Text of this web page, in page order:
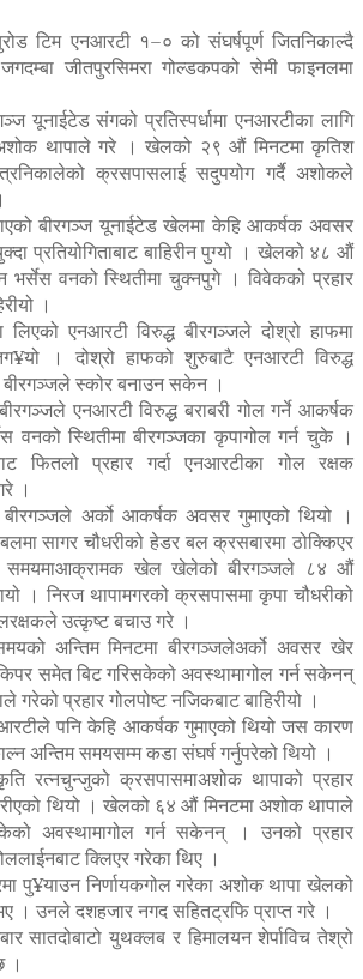
टिम एनआरटी १–० को संघर्षपूर्ण जितनिकाल्दै
जीतपुरसिमरा गोल्डकपको सेमी फाइनलमा
यूनाईटेड संगको प्रतिस्पर्धामा एनआरटीका लागि
अशोक थापाले गरे । खेलको २९ औं मिनटमा कृतिश
क्रसपासलाई सदुपयोग गर्दै अशोकले
बीरगञ्ज यूनाईटेड खेलमा केहि आकर्षक अवसर
प्रतियोगिताबाट बाहिरीन पुग्यो । खेलको ४८ औं
भर्सेस वनको स्थितीमा चुक्नपुगे । विवेकको प्रहार
।
लिएको एनआरटी विरुद्ध बीरगञ्जले दोश्रो हाफमा
। दोश्रो हाफको शुरुबाटै एनआरटी विरुद्ध
स्कोर बनाउन सकेन ।
एनआरटी विरुद्ध बराबरी गोल गर्ने आकर्षक
वनको स्थितीमा बीरगञ्जका कृपागोल गर्न चुके ।
फितलो प्रहार गर्दा एनआरटीका गोल रक्षक
।
अर्को आकर्षक अवसर गुमाएको थियो ।
सागर चौधरीको हेडर बल क्रसबारमा ठोक्किएर
समयमाआक्रामक खेल खेलेको बीरगञ्जले ८४ औं
। निरज थापामगरको क्रसपासमा कृपा चौधरीको
उत्कृष्ट बचाउ गरे ।
अन्तिम मिनटमा बीरगञ्जलेअर्को अवसर खेर
समेत बिट गरिसकेको अवस्थामागोल गर्न सकेनन्
गरेको प्रहार गोलपोष्ट नजिकबाट बाहिरीयो ।
पनि केहि आकर्षक गुमाएको थियो जस कारण
अन्तिम समयसम्म कडा संघर्ष गर्नुपरेको थियो ।
रत्नचुन्जुको क्रसपासमाअशोक थापाको प्रहार
थियो । खेलको ६४ औं मिनटमा अशोक थापाले
अवस्थामागोल गर्न सकेनन् । उनको प्रहार
क्लिएर गरेका थिए ।
पु¥याउन निर्णायकगोल गरेका अशोक थापा खेलको
। उनले दशहजार नगद सहितट्रफि प्राप्त गरे ।
सातदोबाटो युथक्लब र हिमालयन शेर्पाविच तेश्रो
।